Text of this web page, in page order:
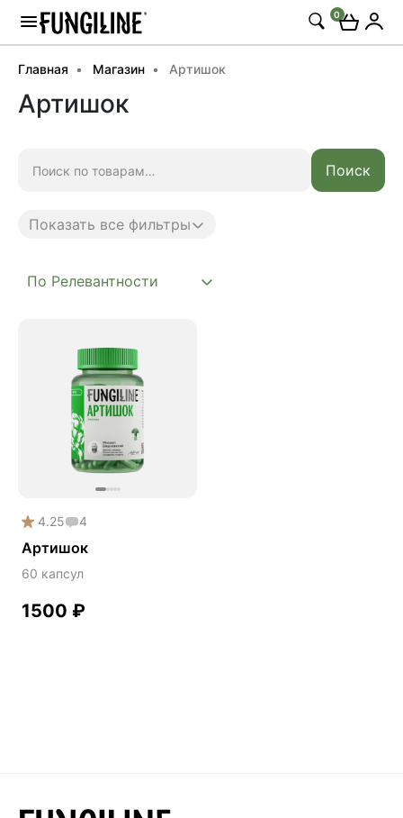
0
Главная Магазин Артишок
Артишок
Поиск
Показать все фильтры
Daily
Mushroom
Phyto
Premium
Solution
Акция
Антипаразит
Антистресс
4.25 4
Артишок
60 капсул
1500 ₽